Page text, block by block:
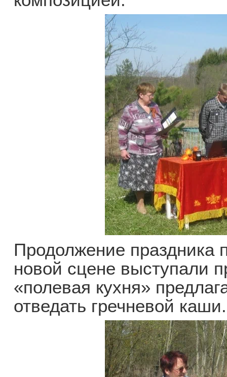
Продолжение праздника
новой сцене выступали
«полевая кухня»
отведать гречневой каши.